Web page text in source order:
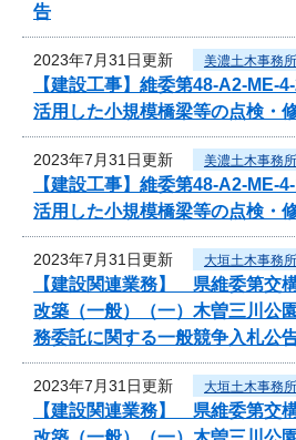
告
2023年7月31日更新 美濃土木事務所
【建設工事】維委第48-A2-
活用した小規模橋梁等の点検・
2023年7月31日更新 美濃土木事務所
【建設工事】維委第48-A2-
活用した小規模橋梁等の点検・
2023年7月31日更新 大垣土木事務所
【建設関連業務】 県維委第交
改築（一般）（一）木曽三川
務委託に関する一般競争入札公
2023年7月31日更新 大垣土木事務所
【建設関連業務】 県維委第交